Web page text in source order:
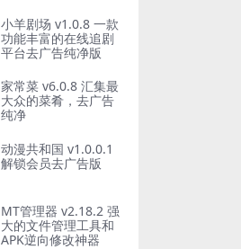
小羊剧场 v1.0.8 一款
功能丰富的在线追剧
平台去广告纯净版
家常菜 v6.0.8 汇集最
大众的菜肴，去广告
纯净
动漫共和国 v1.0.0.1
解锁会员去广告版
MT管理器 v2.18.2 强
大的文件管理工具和
APK逆向修改神器